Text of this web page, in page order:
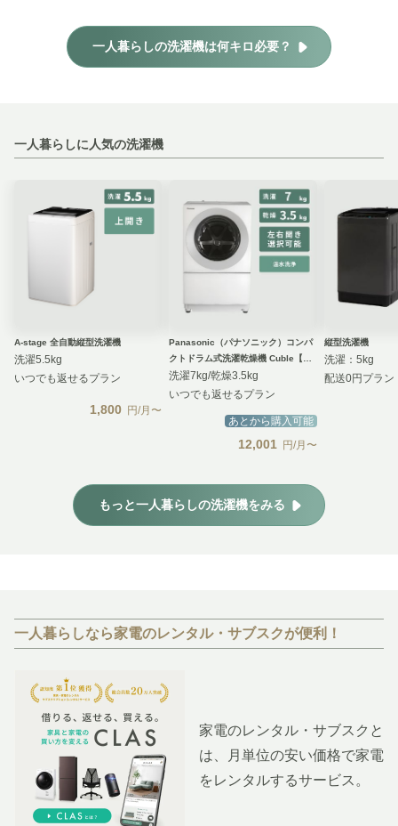
一人暮らしの洗濯機は何キロ必要？
一人暮らしに人気の洗濯機
A-stage 全自動縦型洗濯機
洗濯5.5kg
いつでも返せるプラン
1,800 円/月〜
Panasonic（パナソニック）コンパ
クトドラム式洗濯乾燥機 Cuble【洗
濯7kg/乾燥3.5kg】
洗濯7kg/乾燥3.5kg
いつでも返せるプラン
あとから購入可能
12,001 円/月〜
縦型洗濯機
洗濯：5kg
配送0円プラン
もっと一人暮らしの洗濯機をみる
一人暮らしなら家電のレンタル・サブスクが便利！
家電のレンタル・サブスクと
は、月単位の安い価格で家電
をレンタルするサービス。